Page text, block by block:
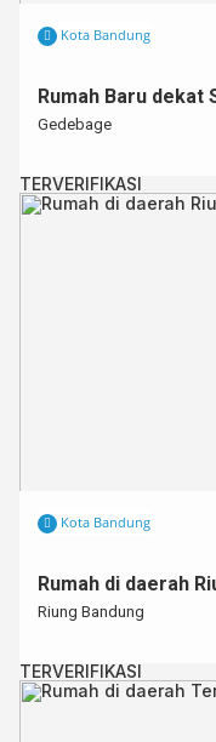
Kota Bandung
Rumah Baru dekat
Gedebage
TERVERIFIKASI
Kota Bandung
Rumah di daerah
Riung Bandung
TERVERIFIKASI